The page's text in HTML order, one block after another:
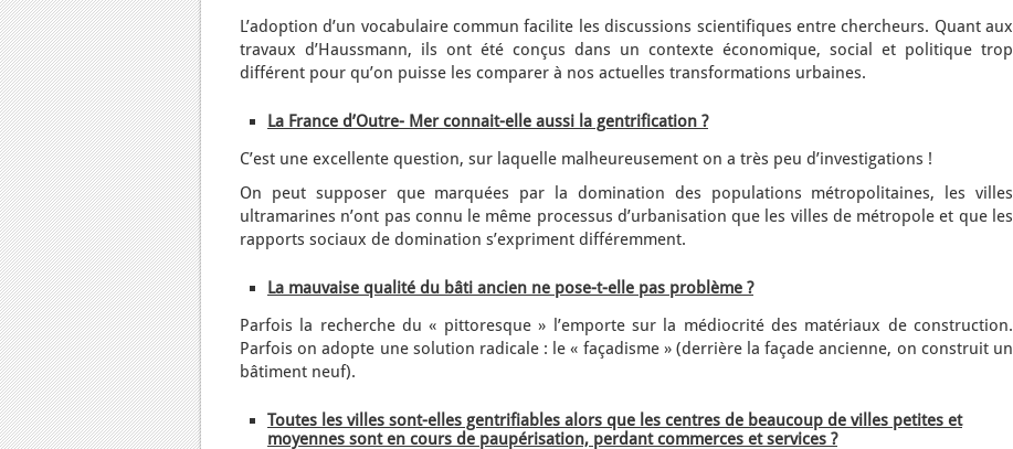
L’adoption d’un vocabulaire commun facilite les discussions scientifiques entre chercheurs. Quant aux
travaux d’Haussmann, ils ont été conçus dans un contexte économique, social et politique trop
différent pour qu’on puisse les comparer à nos actuelles transformations urbaines.
La France d’Outre- Mer connait-elle aussi la gentrification ?
C’est une excellente question, sur laquelle malheureusement on a très peu d’investigations !
On peut supposer que marquées par la domination des populations métropolitaines, les villes
ultramarines n’ont pas connu le même processus d’urbanisation que les villes de métropole et que les
rapports sociaux de domination s’expriment différemment.
La mauvaise qualité du bâti ancien ne pose-t-elle pas problème ?
Parfois la recherche du « pittoresque » l’emporte sur la médiocrité des matériaux de construction.
Parfois on adopte une solution radicale : le « façadisme » (derrière la façade ancienne, on construit un
bâtiment neuf).
Toutes les villes sont-elles gentrifiables alors que les centres de beaucoup de villes petites et
moyennes sont en cours de paupérisation, perdant commerces et services ?